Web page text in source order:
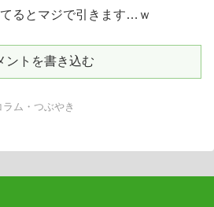
るとマジで引きます…ｗ
ントを書き込む
ラム・つぶやき